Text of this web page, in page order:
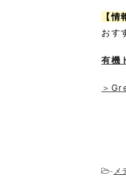
【情
おす
有機
＞
- メ